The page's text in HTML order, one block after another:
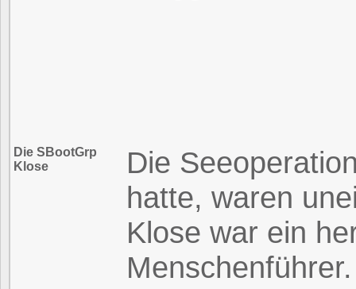
Die SBootGrp
Klose
Die
hatte, waren
Klose war ein
Menschenführer.